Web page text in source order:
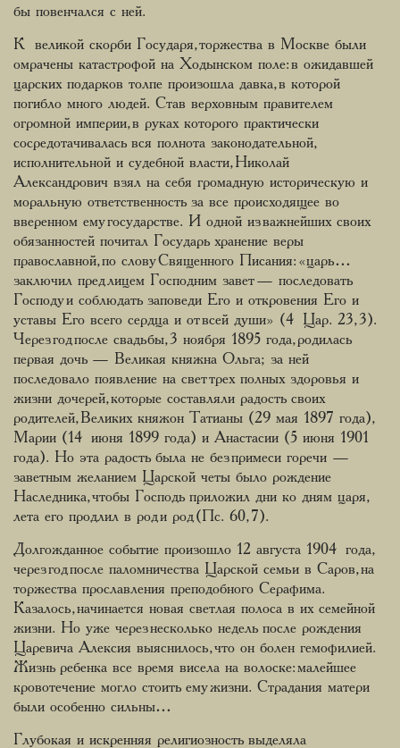
бы повенчался с ней.
К великой скорби Государя, торжества в Москве были
омрачены катастрофой на Ходынском поле: в ожидавшей
царских подарков толпе произошла давка, в которой
погибло много людей. Став верховным правителем
огромной империи, в руках которого практически
сосредотачивалась вся полнота законодательной,
исполнительной и судебной власти, Николай
Александрович взял на себя громадную историческую и
моральную ответственность за все происходящее во
вверенном ему государстве. И одной из важнейших своих
обязанностей почитал Государь хранение веры
православной, по слову Священного Писания: «царь…
заключил пред лицем Господним завет — последовать
Господу и соблюдать заповеди Его и откровения Его и
уставы Его всего сердца и от всей души» (4 Цар. 23, 3).
Через год после свадьбы, 3 ноября 1895 года, родилась
первая дочь — Великая княжна Ольга; за ней
последовало появление на свет трех полных здоровья и
жизни дочерей, которые составляли радость своих
родителей, Великих княжон Татианы (29 мая 1897 года),
Марии (14 июня 1899 года) и Анастасии (5 июня 1901
года). Но эта радость была не без примеси горечи —
заветным желанием Царской четы было рождение
Наследника, чтобы Господь приложил дни ко дням царя,
лета его продлил в род и род (Пс. 60, 7).
Долгожданное событие произошло 12 августа 1904 года,
через год после паломничества Царской семьи в Саров, на
торжества прославления преподобного Серафима.
Казалось, начинается новая светлая полоса в их семейной
жизни. Но уже через несколько недель после рождения
Царевича Алексия выяснилось, что он болен гемофилией.
Жизнь ребенка все время висела на волоске: малейшее
кровотечение могло стоить ему жизни. Страдания матери
были особенно сильны…
Глубокая и искренняя религиозность выделяла